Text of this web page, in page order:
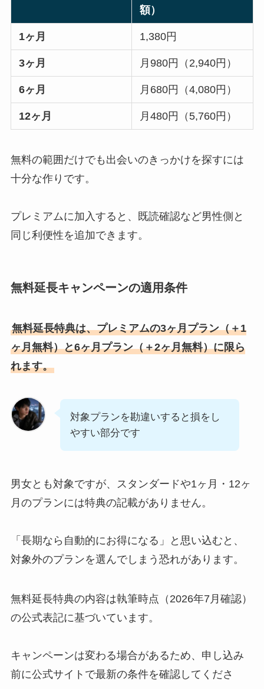
額）
1ヶ月 1,380円
3ヶ月 月980円（2,940円）
6ヶ月 月680円（4,080円）
12ヶ月 月480円（5,760円）
無料の範囲だけでも出会いのきっかけを探すには
十分な作りです。
プレミアムに加入すると、既読確認など男性側と
同じ利便性を追加できます。
無料延長キャンペーンの適用条件
無料延長特典は、プレミアムの3ヶ月プラン（＋1
ヶ月無料）と6ヶ月プラン（＋2ヶ月無料）に限ら
れます。
対象プランを勘違いすると損をし
やすい部分です
男女とも対象ですが、スタンダードや1ヶ月・12ヶ
月のプランには特典の記載がありません。
「長期なら自動的にお得になる」と思い込むと、
対象外のプランを選んでしまう恐れがあります。
無料延長特典の内容は執筆時点（2026年7月確認）
の公式表記に基づいています。
キャンペーンは変わる場合があるため、申し込み
前に公式サイトで最新の条件を確認してくださ